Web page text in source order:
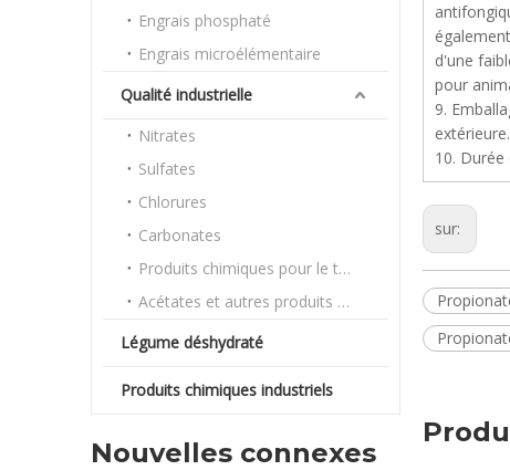
Engrais phosphaté
Engrais microélémentaire
Qualité industrielle
Nitrates
Sulfates
Chlorures
Carbonates
Produits chimiques pour le traitement de l'eau
Acétates et autres produits chimiques en vrac
Légume déshydraté
Produits chimiques industriels
Nouvelles connexes
d'une
pour
9.
10.
sur: